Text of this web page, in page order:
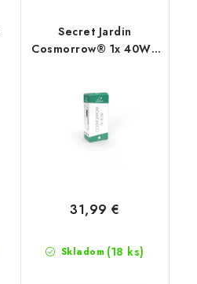
Secret Jardin
Cosmorrow® 1x 40W -
Skladom (18 ks)
31,99 €